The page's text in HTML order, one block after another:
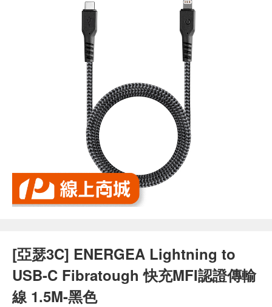
[亞瑟3C] ENERGEA Lightning to
USB-C Fibratough 快充MFI認證傳輸
線 1.5M-黑色